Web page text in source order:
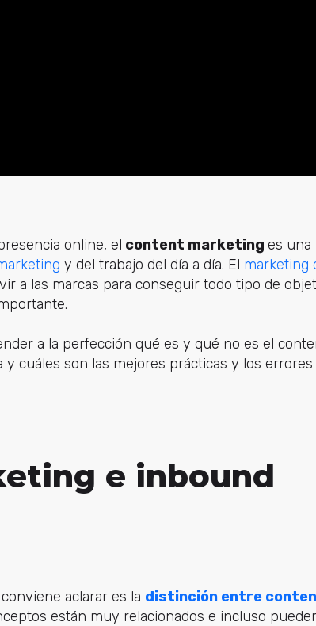
online, el content marketing es una
y del trabajo del día a día. El marketing
a las marcas para conseguir todo tipo de
a la perfección qué es y qué no es el
cuáles son las mejores prácticas y los errores
e inbound
aclarar es la distinción entre
están muy relacionados e incluso